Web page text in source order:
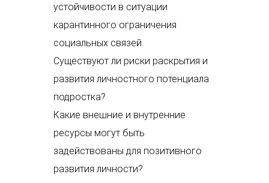
устойчивости в ситуации
карантинного ограничения
социальных связей.
Существуют ли риски раскрытия и
развития личностного потенциала
подростка?
Какие внешние и внутренние
ресурсы могут быть
задействованы для позитивного
развития личности?